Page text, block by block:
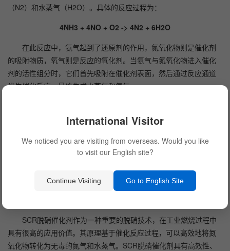
（N2）和水蒸气（H2O）。具体的反应过程为：
4NH3 + 4NO + O2 -> 4N2 + 6H2O
在此反应中，氨气起到了还原剂的作用，氮氧化物则是催化剂
的吸附物质，氧气则是反应的氧化剂。当氨气与氮氧化物进入催化
剂的活性组分时，它们首先吸附在催化剂表面，然后通过反应通道
发生催化反应，最终生成水蒸气和氮气。
一定的挑战。首先，SCR脱硝催化剂对氨气和氮氧化物的配比要求
硝催化剂需要一定的催化剂活性温度范围，过低或过高的温度都会
降低脱硝效率。此外，催化剂的硫化物和灰尘等杂质的存在也会影
SCR脱硝催化剂作为一种重要的脱硝技术，在工业燃烧过程中
具有很高的应用价值。其原理基于催化反应过程，可以高效地将氮
氧化物转化为无毒的氮气和水蒸气。SCR脱硝催化剂具有高效性、
International Visitor
We noticed you are visiting from overseas. Would you like
to visit our English site?
Continue Visiting Go to English Site